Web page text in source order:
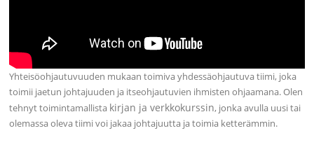
Yhteisöohjautuvuuden mukaan toimiva yhdessäohjautuva tiimi, joka
toimii jaetun johtajuuden ja itseohjautuvien ihmisten ohjaamana. Olen
tehnyt toimintamallista kirjan ja verkkokurssin, jonka avulla uusi tai
olemassa oleva tiimi voi jakaa johtajuutta ja toimia ketterämmin.